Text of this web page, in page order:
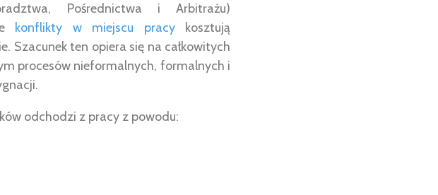
Pośrednictwa i Arbitrażu)
konflikty w miejscu pracykosztują
Szacunek ten opiera się na całkowitych
procesów nieformalnych, formalnych i
odchodzi z pracy z powodu: